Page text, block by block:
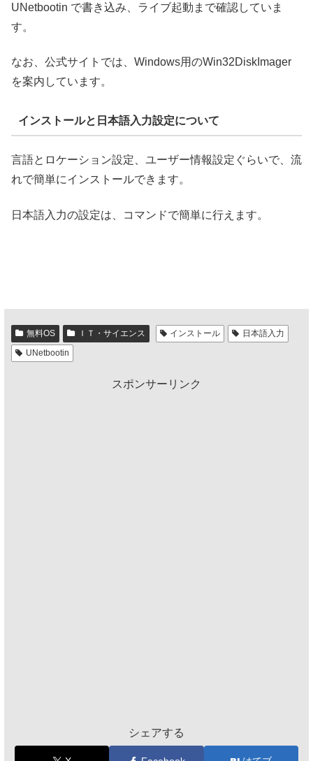
UNetbootin で書き込み、ライブ起動まで確認していま
す。
なお、公式サイトでは、Windows用のWin32DiskImager
を案内しています。
インストールと日本語入力設定について
言語とロケーション設定、ユーザー情報設定ぐらいで、流
れで簡単にインストールできます。
日本語入力の設定は、コマンドで簡単に行えます。
無料OS ＩＴ・サイエンス インストール
日本語入力
UNetbootin
スポンサーリンク
シェアする